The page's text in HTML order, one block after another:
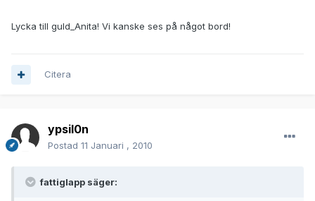
Lycka till guld_Anita! Vi kanske ses på något bord!
Citera
ypsil0n
Postad 11 Januari , 2010
fattiglapp säger: